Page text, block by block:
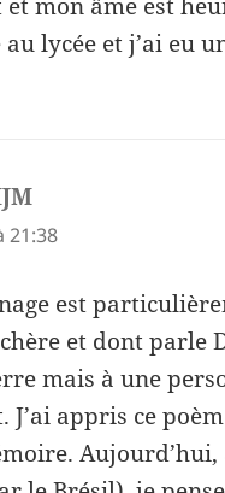
mon âme est
au lycée et j’ai eu
21:38
est
et dont parle
mais à une
J’ai appris ce